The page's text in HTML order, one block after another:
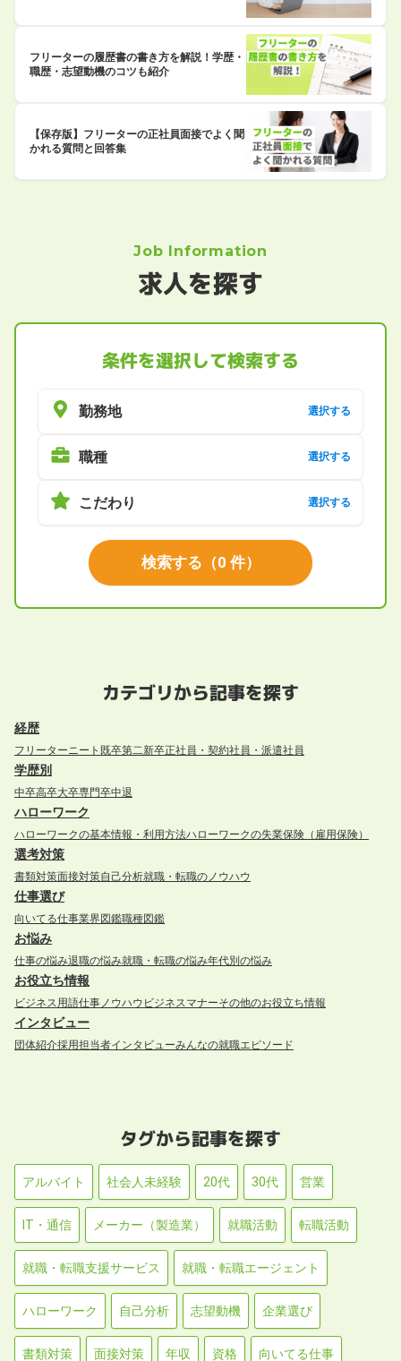
フリーターの履歴書の書き方を解説！学歴・
職歴・志望動機のコツも紹介
【保存版】フリーターの正社員面接でよく聞
かれる質問と回答集
Job Information
求人を探す
条件を選択して検索する
勤務地 選択する
職種 選択する
こだわり 選択する
検索する （0 件）
カテゴリから記事を探す
経歴
フリーター ニート 既卒第二新卒正社員・契約社員・派遣社員
学歴別
中卒高卒大卒専門卒中退
ハローワーク
ハローワークの基本情報・利用方法ハローワークの失業保険（雇用保険）
選考対策
書類対策面接対策自己分析就職・転職のノウハウ
仕事選び
向いてる仕事業界図鑑職種図鑑
お悩み
仕事の悩み退職の悩み就職・転職の悩み年代別の悩み
お役立ち情報
ビジネス用語仕事ノウハウ ビジネスマナーその他のお役立ち情報
インタビュー
団体紹介採用担当者インタビューみんなの就職エピソード
タグから記事を探す
アルバイト 社会人未経験 20代 30代 営業
IT・通信 メーカー（製造業） 就職活動 転職活動
就職・転職支援サービス 就職・転職エージェント
ハローワーク 自己分析 志望動機 企業選び
書類対策 面接対策 年収 資格 向いてる仕事